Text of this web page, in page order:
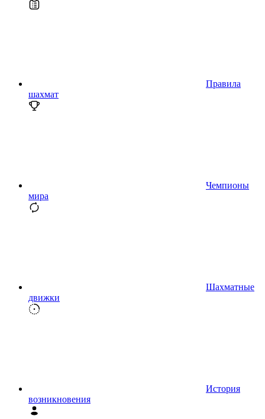
Правила
шахмат
Чемпионы
мира
Шахматные
движки
История
возникновения